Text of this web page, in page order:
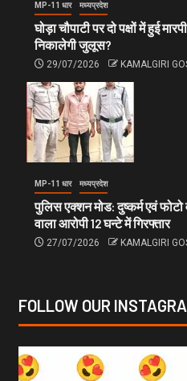
MP-11 धार मध्यप्रदेश
घोड़ा चौपाटी पर दो पक्षों में हुई
निकालेगी जुलूस?
29/07/2026 KAMALGIRI
MP-11 धार मध्यप्रदेश
पुलिस एक्शन मोड: दुष्कर्म एवं
वाला आरोपी 12 घन्टे में गिरफ्तार
27/07/2026 KAMALGIRI
FOLLOW OUR